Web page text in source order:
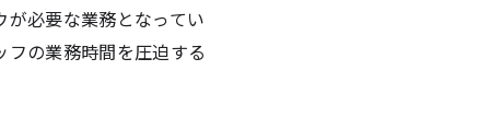
必要な業務となってい
の業務時間を圧迫する